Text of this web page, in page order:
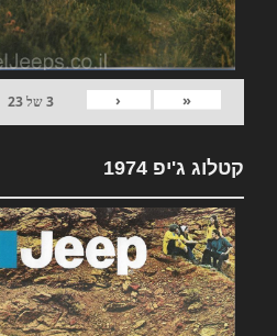
«
‹
3של23
קטלוג ג'יפ 1974